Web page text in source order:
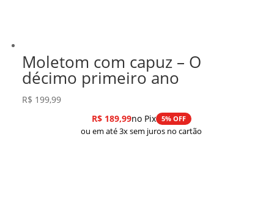
Moletom com capuz – O
décimo primeiro ano
R$ 199,99
R$189,99no Pix 5% OFF
ou em até 3x sem juros no cartão